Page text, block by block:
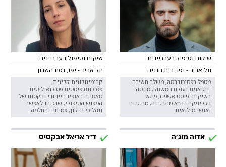
שיקום וטיפול בעבריינים
תל אביב - יפו, בית חנניה
מטפל בפסיכודרמה, משלב חשיבה
יונגיאנית ועולם המשחק, מנוסה
בשיקום ופוסט אשפוז, פוגש
בקליניקה בת״א מתבגרים, מבוגרים
ואנשי מילואים.
שיקום וטיפול בעבריינים
תל אביב - יפו, רמת השרון
קרימינולוגית קלינית,
פסיכותרפיסטית פסיכואנליטית.
מאמינה באופיו הייחודי והקסום של
המפגש הטיפולי, שבכוחו לאפשר
תהליכי תיקון, צמיחה והחלמה.
אדוה מוג'ה ד"ר אריאל אבקסיס